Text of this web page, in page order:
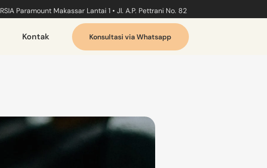
RSIA Paramount Makassar Lantai 1 • Jl. A.P. Pettrani No. 82
Kontak Konsultasi via Whatsapp